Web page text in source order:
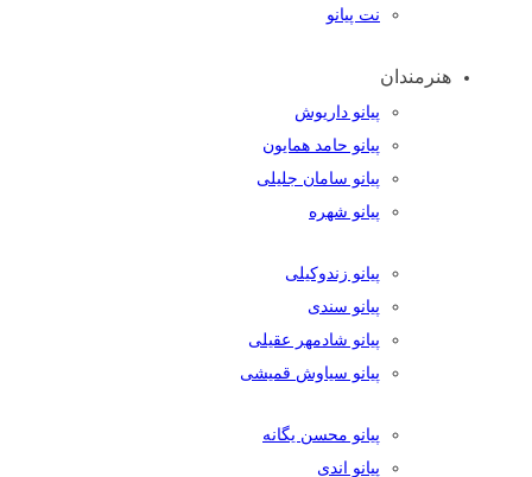
نت پیانو
هنرمندان
پیانو داریوش
پیانو حامد همایون
پیانو سامان جلیلی
پیانو شهره
پیانو زندوکیلی
پیانو سندی
پیانو شادمهر عقیلی
پیانو سیاوش قمیشی
پیانو محسن یگانه
پیانو اندی